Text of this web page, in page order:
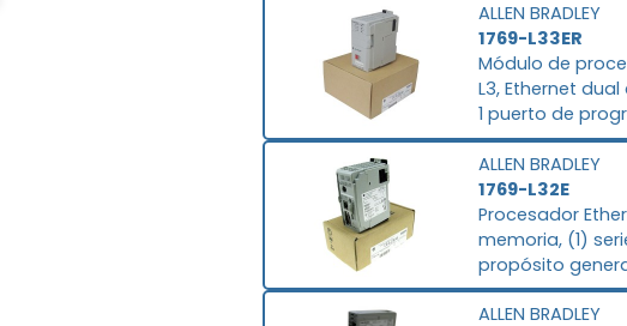
ALLEN BRADLEY
1769-L33ER
Módulo de
L3, Ethernet
1 puerto de
EtherNet / IP, 16
de IP. Los
ALLEN BRADLEY
1769-L32E
Procesador
memoria, (1)
propósito
Tareas del
Flash compacto
ALLEN BRADLEY